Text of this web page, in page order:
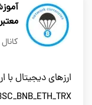
ارزهای دیجیتال با